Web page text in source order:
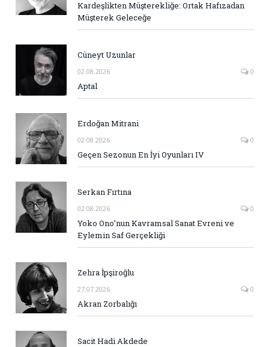
Kardeşlikten Müşterekliğe: Ortak Hafızadan
Müşterek Geleceğe
Cüneyt Uzunlar
02.08.2026 0
Aptal
Erdoğan Mitrani
02.08.2026 0
Geçen Sezonun En İyi Oyunları IV
Serkan Fırtına
02.08.2026 0
Yoko Ono’nun Kavramsal Sanat Evreni ve
Eylemin Saf Gerçekliği
Zehra İpşiroğlu
27.07.2026 0
Akran Zorbalığı
Sacit Hadi Akdede